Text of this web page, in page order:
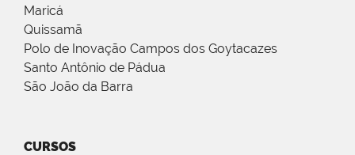
Maricá
Quissamã
Polo de Inovação Campos dos Goytacazes
Santo Antônio de Pádua
São João da Barra
CURSOS